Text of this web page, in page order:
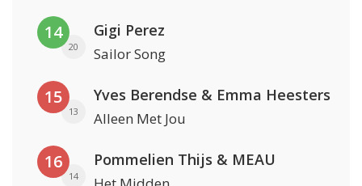
14
20
Gigi Perez
Sailor Song
15
13
Yves Berendse & Emma Heesters
Alleen Met Jou
16
14
Pommelien Thijs & MEAU